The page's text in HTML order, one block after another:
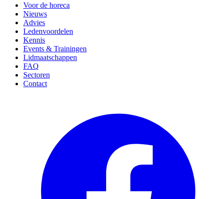
Voor de horeca
Nieuws
Advies
Ledenvoordelen
Kennis
Events & Trainingen
Lidmaatschappen
FAQ
Sectoren
Contact